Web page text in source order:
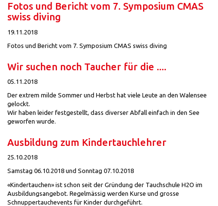
Fotos und Bericht vom 7. Symposium CMAS
swiss diving
19.11.2018
Fotos und Bericht vom 7. Symposium CMAS swiss diving
Wir suchen noch Taucher für die ....
05.11.2018
Der extrem milde Sommer und Herbst hat viele Leute an den Walensee
gelockt.
Wir haben leider festgestellt, dass diverser Abfall einfach in den See
geworfen wurde.
Ausbildung zum Kindertauchlehrer
25.10.2018
Samstag 06.10.2018 und Sonntag 07.10.2018
«Kindertauchen» ist schon seit der Gründung der Tauchschule H2O im
Ausbildungsangebot. Regelmässig werden Kurse und grosse
Schnuppertauchevents für Kinder durchgeführt.